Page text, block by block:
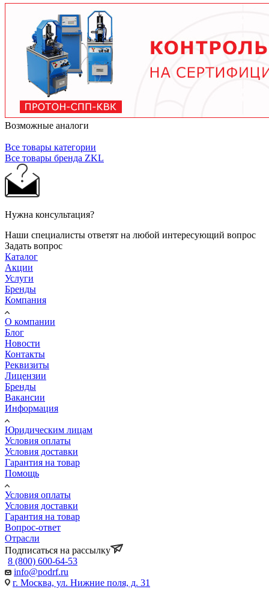
тяжелых условиях до 2 лет при нормальной
эксплуатации. Используйте только
рекомендованные производителем смазочные
материалы.
Возможные аналоги
Все товары категории
Все товары бренда ZKL
Нужна консультация?
Наши специалисты ответят на любой интересующий вопрос
Задать вопрос
Каталог
Акции
Услуги
Бренды
Компания
О компании
Блог
Новости
Контакты
Реквизиты
Лицензии
Бренды
Вакансии
Информация
Юридическим лицам
Условия оплаты
Условия доставки
Гарантия на товар
Помощь
Условия оплаты
Условия доставки
Гарантия на товар
Вопрос-ответ
Отрасли
Подписаться на рассылку
8 (800) 600-64-53
info@podrf.ru
г. Москва, ул. Нижние поля, д. 31